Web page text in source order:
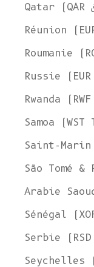
Réunion
Roumanie
Russie
Rwanda
Samoa (WST
Saint-Marin
São Tomé
Sénégal
Serbie
Seychelles